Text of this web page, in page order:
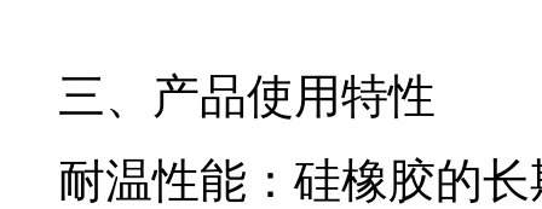
三、产品使用特性
耐温性能：硅橡胶的